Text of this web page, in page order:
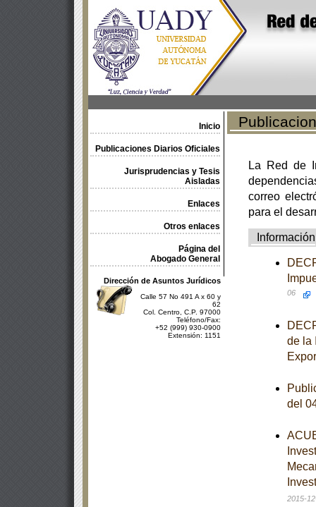
Inicio
Publicaciones Diarios Oficiales
Jurisprudencias y Tesis
Aisladas
Enlaces
Otros enlaces
Página del
Abogado General
Dirección de Asuntos Jurídicos
Calle 57 No 491 A x 60 y
62
Col. Centro, C.P. 97000
Teléfono/Fax:
+52 (999) 930-0900
Extensión: 1151
La Red de
correo
para el
Información
06
de la
del
2015-